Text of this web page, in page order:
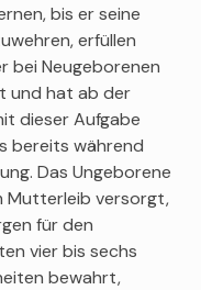
bis er seine
erfüllen
bei Neugeborenen
und hat ab der
dieser Aufgabe
bereits während
Das Ungeborene
Mutterleib versorgt,
für den
vier bis sechs
bewahrt,